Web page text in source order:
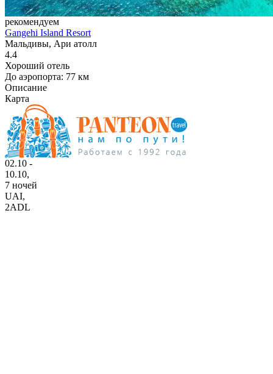
рекомендуем
Gangehi Island Resort
Мальдивы, Ари атолл
4.4
Хороший отель
До аэропорта: 77 км
Описание
Карта
02.10 -
10.10,
7 ночей
UAI,
2ADL